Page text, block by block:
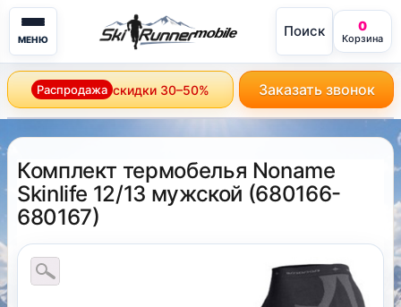
МЕНЮ mobile Поиск 0
Корзина
Распродажа скидки 30–50% Заказать звонок
Комплект термобелья Noname
Skinlife 12/13 мужской (680166-
680167)